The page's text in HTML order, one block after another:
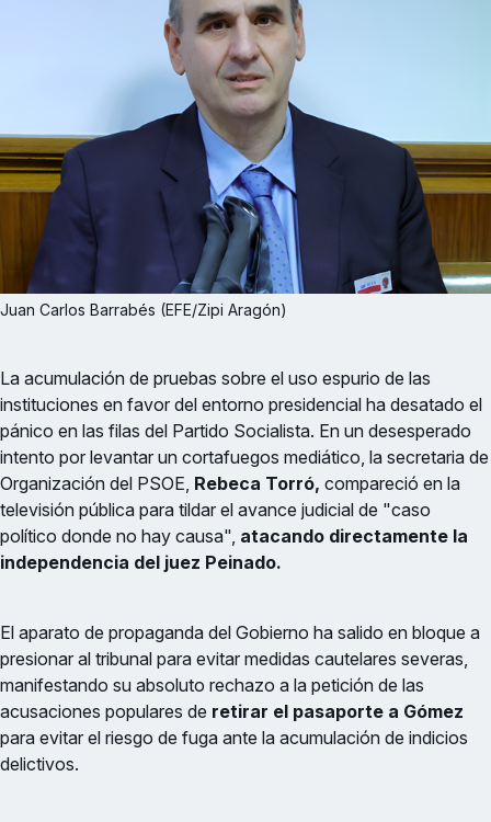
Juan Carlos Barrabés (EFE/Zipi Aragón)
La acumulación de pruebas sobre el uso espurio de las
instituciones en favor del entorno presidencial ha desatado el
pánico en las filas del Partido Socialista. En un desesperado
intento por levantar un cortafuegos mediático, la secretaria de
Organización del PSOE, Rebeca Torró, compareció en la
televisión pública para tildar el avance judicial de "caso
político donde no hay causa", atacando directamente la
independencia del juez Peinado.
El aparato de propaganda del Gobierno ha salido en bloque a
presionar al tribunal para evitar medidas cautelares severas,
manifestando su absoluto rechazo a la petición de las
acusaciones populares de retirar el pasaporte a Gómez
para evitar el riesgo de fuga ante la acumulación de indicios
delictivos.